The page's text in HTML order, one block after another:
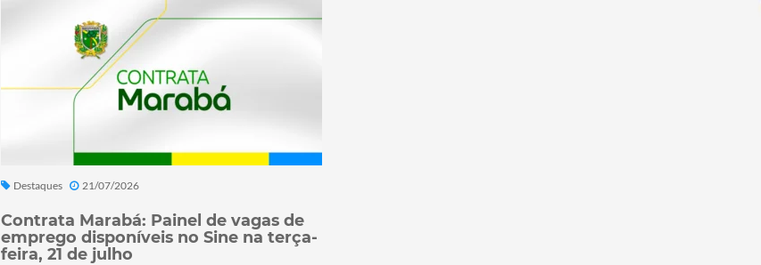
Destaques 21/07/2026
Contrata Marabá: Painel de vagas de
emprego disponíveis no Sine na terça-
feira, 21 de julho